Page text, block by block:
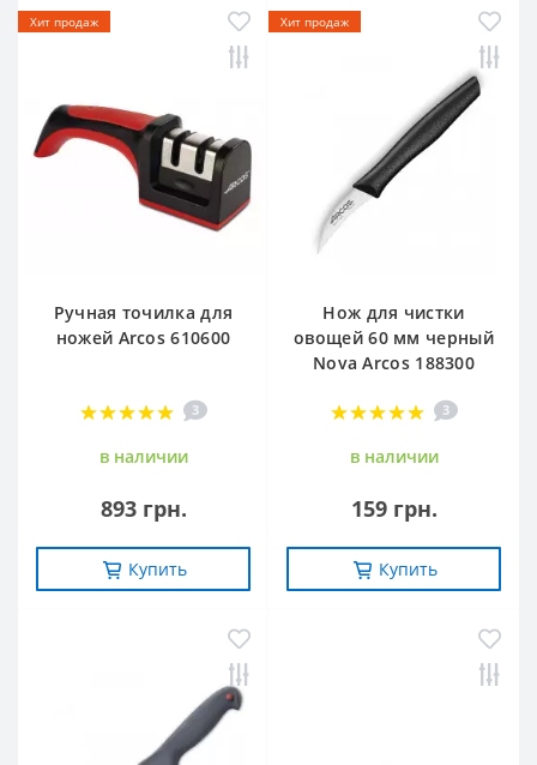
Хит продаж
Ручная точилка для
ножей Arcos 610600
3
в наличии
893 грн.
Купить
Хит продаж
Нож для чистки
овощей 60 мм черный
Nova Arcos 188300
3
в наличии
159 грн.
Купить